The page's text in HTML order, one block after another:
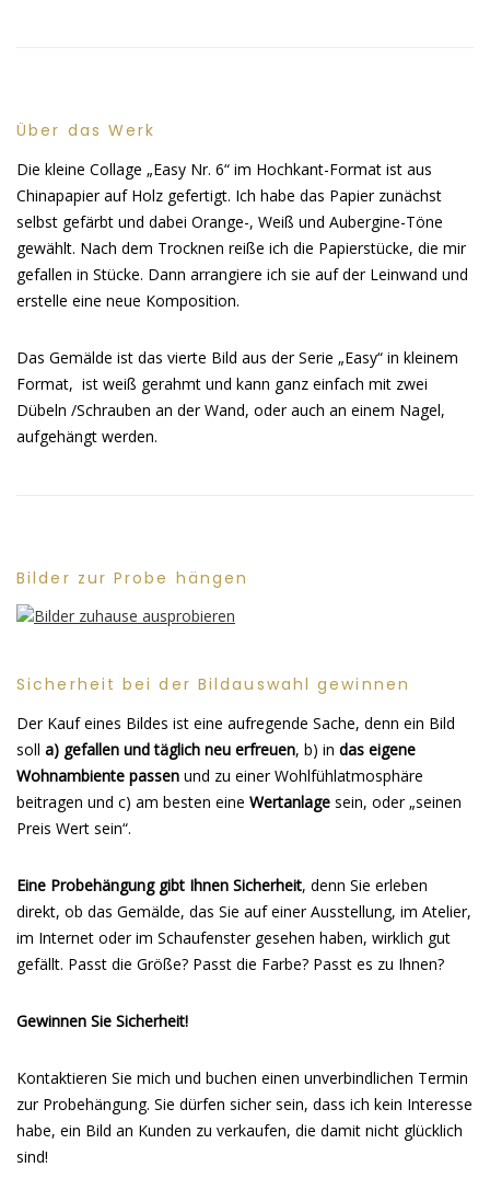
Über das Werk
Die kleine Collage „Easy Nr. 6“ im Hochkant-Format ist aus
Chinapapier auf Holz gefertigt. Ich habe das Papier zunächst
selbst gefärbt und dabei Orange-, Weiß und Aubergine-Töne
gewählt. Nach dem Trocknen reiße ich die Papierstücke, die mir
gefallen in Stücke. Dann arrangiere ich sie auf der Leinwand und
erstelle eine neue Komposition.
Das Gemälde ist das vierte Bild aus der Serie „Easy“ in kleinem
Format, ist weiß gerahmt und kann ganz einfach mit zwei
Dübeln /Schrauben an der Wand, oder auch an einem Nagel,
aufgehängt werden.
Bilder zur Probe hängen
Sicherheit bei der Bildauswahl gewinnen
Der Kauf eines Bildes ist eine aufregende Sache, denn ein Bild
soll a) gefallen und täglich neu erfreuen, b) in das eigene
Wohnambiente passen und zu einer Wohlfühlatmosphäre
beitragen und c) am besten eine Wertanlage sein, oder „seinen
Preis Wert sein“.
Eine Probehängung gibt Ihnen Sicherheit, denn Sie erleben
direkt, ob das Gemälde, das Sie auf einer Ausstellung, im Atelier,
im Internet oder im Schaufenster gesehen haben, wirklich gut
gefällt. Passt die Größe? Passt die Farbe? Passt es zu Ihnen?
Gewinnen Sie Sicherheit!
Kontaktieren Sie mich und buchen einen unverbindlichen Termin
zur Probehängung. Sie dürfen sicher sein, dass ich kein Interesse
habe, ein Bild an Kunden zu verkaufen, die damit nicht glücklich
sind!